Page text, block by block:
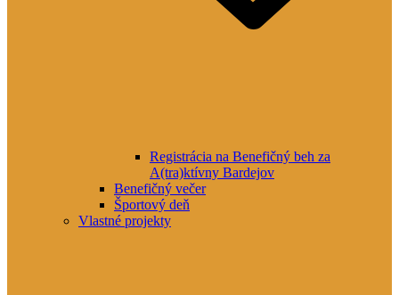
Registrácia na Benefičný beh za
A(tra)ktívny Bardejov
Benefičný večer
Športový deň
Vlastné projekty